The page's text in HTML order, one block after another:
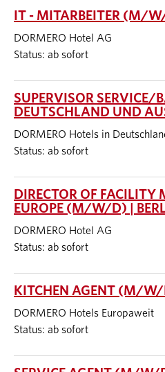
IT - MITARBEITER (M/
DORMERO Hotel AG
Status: ab sofort
SUPERVISOR
DEUTSCHLAND UND
DORMERO Hotels in
Status: ab sofort
DIRECTOR OF FACILITY
EUROPE (M/W/D) |
DORMERO Hotel AG
Status: ab sofort
KITCHEN AGENT (M/
DORMERO Hotels Europaweit
Status: ab sofort